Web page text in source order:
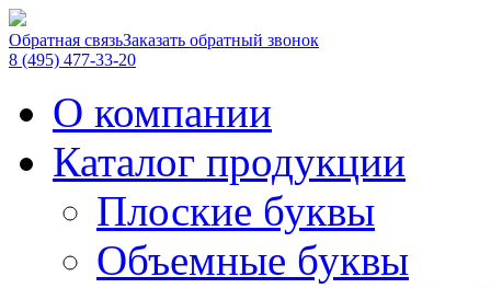
Обратная связьЗаказать обратный звонок
8 (495) 477-33-20
О компании
Каталог продукции
Плоские буквы
Объемные буквы